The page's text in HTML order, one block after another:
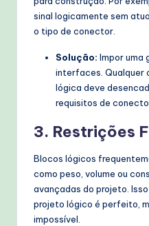
sinal logicamente sem
o tipo de conector.
Solução: Impor uma
interfaces. Qualquer
lógica deve
requisitos de
3. Restrições
Blocos lógicos
como peso, volume ou
avançadas do projeto.
projeto lógico é perfeito,
impossível.